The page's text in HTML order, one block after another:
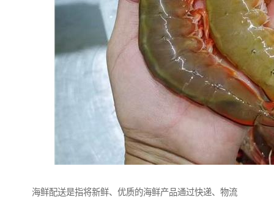
海鲜配送是指将新鲜、优质的海鲜产品通过快递、物流